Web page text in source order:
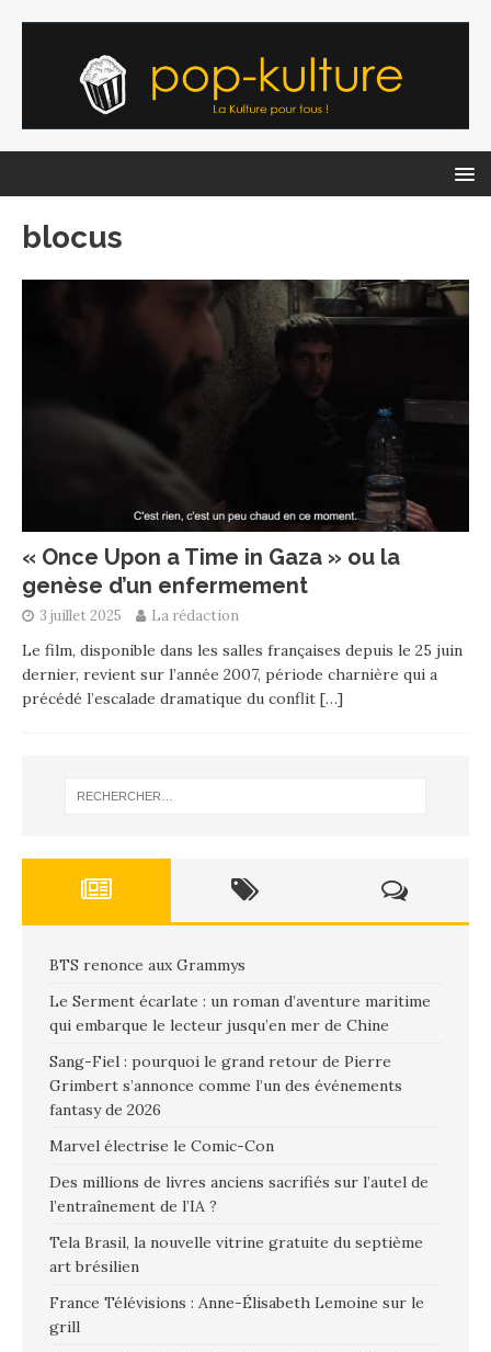
blocus
« Once Upon a Time in Gaza » ou la
genèse d’un enfermement
3 juillet 2025 La rédaction
Le film, disponible dans les salles françaises depuis le 25 juin
dernier, revient sur l’année 2007, période charnière qui a
précédé l’escalade dramatique du conflit […]
BTS renonce aux Grammys
Le Serment écarlate : un roman d’aventure maritime
qui embarque le lecteur jusqu’en mer de Chine
Sang-Fiel : pourquoi le grand retour de Pierre
Grimbert s’annonce comme l’un des événements
fantasy de 2026
Marvel électrise le Comic-Con
Des millions de livres anciens sacrifiés sur l’autel de
l’entraînement de l’IA ?
Tela Brasil, la nouvelle vitrine gratuite du septième
art brésilien
France Télévisions : Anne-Élisabeth Lemoine sur le
grill